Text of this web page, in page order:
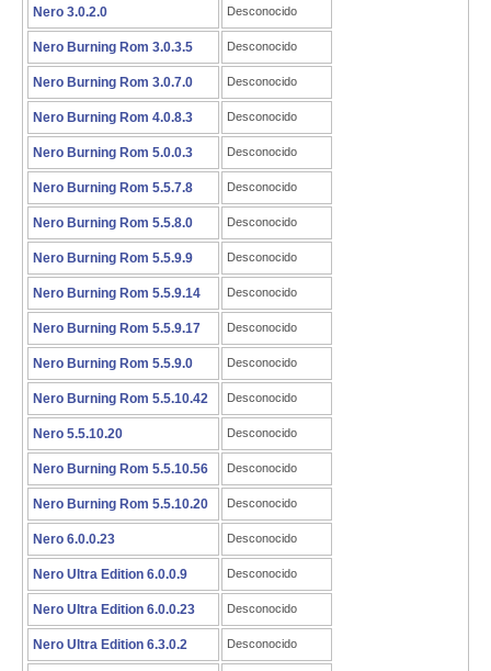
Nero 3.0.2.0 Desconocido
Nero Burning Rom 3.0.3.5 Desconocido
Nero Burning Rom 3.0.7.0 Desconocido
Nero Burning Rom 4.0.8.3 Desconocido
Nero Burning Rom 5.0.0.3 Desconocido
Nero Burning Rom 5.5.7.8 Desconocido
Nero Burning Rom 5.5.8.0 Desconocido
Nero Burning Rom 5.5.9.9 Desconocido
Nero Burning Rom 5.5.9.14 Desconocido
Nero Burning Rom 5.5.9.17 Desconocido
Nero Burning Rom 5.5.9.0 Desconocido
Nero Burning Rom 5.5.10.42 Desconocido
Nero 5.5.10.20 Desconocido
Nero Burning Rom 5.5.10.56 Desconocido
Nero Burning Rom 5.5.10.20 Desconocido
Nero 6.0.0.23 Desconocido
Nero Ultra Edition 6.0.0.9 Desconocido
Nero Ultra Edition 6.0.0.23 Desconocido
Nero Ultra Edition 6.3.0.2 Desconocido